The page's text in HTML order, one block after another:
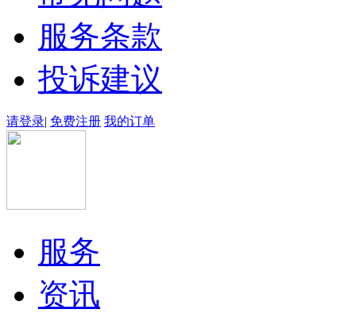
服务条款
投诉建议
请登录| 免费注册 我的订单
服务
资讯